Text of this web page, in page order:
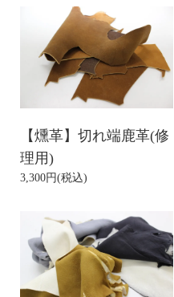
【燻革】切れ端鹿革(修
理用)
3,300円(税込)